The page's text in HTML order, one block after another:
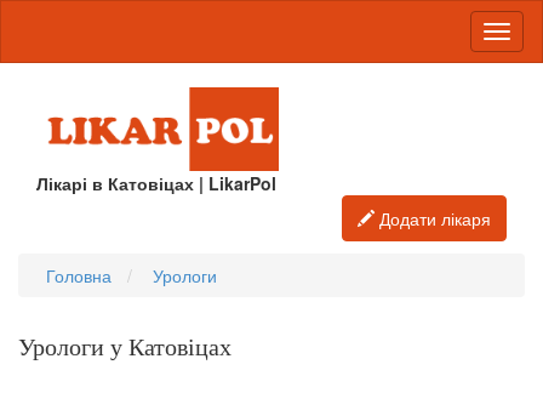
Лікарі в Катовіцах | LikarPol
Додати лікаря
Головна Урологи
Урологи у Катовіцах